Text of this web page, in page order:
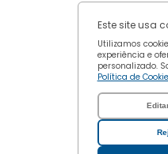
Este site usa
Utilizamos
experiência e
personalizado.
Política de